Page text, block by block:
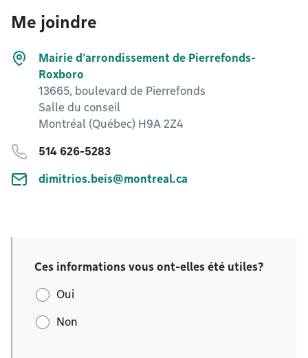
Me joindre
Mairie d'arrondissement de Pierrefonds-
Roxboro
13665, boulevard de Pierrefonds
Salle du conseil
Montréal (Québec) H9A 2Z4
514 626-5283
dimitrios.beis@montreal.ca
Ces informations vous ont-elles été utiles?
Oui
Non